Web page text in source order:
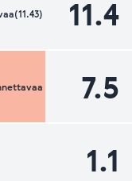
11.4
7.5
1.1